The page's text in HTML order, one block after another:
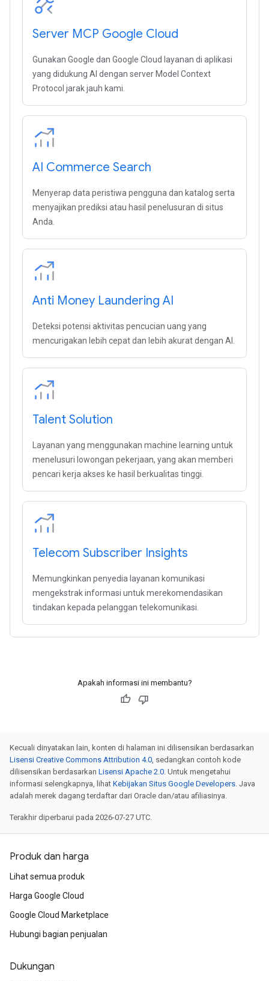
Server MCP Google Cloud
Gunakan Google dan Google Cloud layanan di aplikasi
yang didukung AI dengan server Model Context
Protocol jarak jauh kami.
AI Commerce Search
Menyerap data peristiwa pengguna dan katalog serta
menyajikan prediksi atau hasil penelusuran di situs
Anda.
Anti Money Laundering AI
Deteksi potensi aktivitas pencucian uang yang
mencurigakan lebih cepat dan lebih akurat dengan AI.
Talent Solution
Layanan yang menggunakan machine learning untuk
menelusuri lowongan pekerjaan, yang akan memberi
pencari kerja akses ke hasil berkualitas tinggi.
Telecom Subscriber Insights
Memungkinkan penyedia layanan komunikasi
mengekstrak informasi untuk merekomendasikan
tindakan kepada pelanggan telekomunikasi.
Apakah informasi ini membantu?
Kecuali dinyatakan lain, konten di halaman ini dilisensikan berdasarkan
Lisensi Creative Commons Attribution 4.0, sedangkan contoh kode
dilisensikan berdasarkan Lisensi Apache 2.0. Untuk mengetahui
informasi selengkapnya, lihat Kebijakan Situs Google Developers. Java
adalah merek dagang terdaftar dari Oracle dan/atau afiliasinya.
Terakhir diperbarui pada 2026-07-27 UTC.
Produk dan harga
Lihat semua produk
Harga Google Cloud
Google Cloud Marketplace
Hubungi bagian penjualan
Dukungan